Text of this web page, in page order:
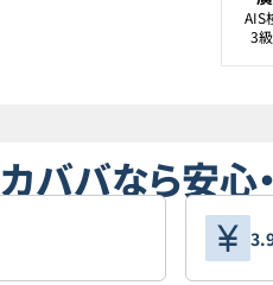
AIS
3
カババなら安心